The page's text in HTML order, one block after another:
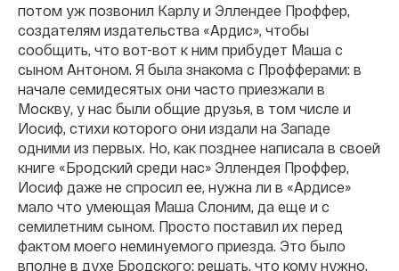
потом уж позвонил Карлу и Эллендее Проффер,
создателям издательства «Ардис», чтобы
сообщить, что вот-вот к ним прибудет Маша с
сыном Антоном. Я была знакома с Профферами: в
начале семидесятых они часто приезжали в
Москву, у нас были общие друзья, в том числе и
Иосиф, стихи которого они издали на Западе
одними из первых. Но, как позднее написала в своей
книге «Бродский среди нас» Эллендея Проффер,
Иосиф даже не спросил ее, нужна ли в «Ардисе»
мало что умеющая Маша Слоним, да еще и с
семилетним сыном. Просто поставил их перед
фактом моего неминуемого приезда. Это было
вполне в духе Бродского: решать, что кому нужно,